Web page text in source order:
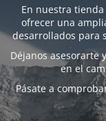
En nuestra
ofrecer una
desarrollados para
Déjanos asesorarte
en el
Pásate a